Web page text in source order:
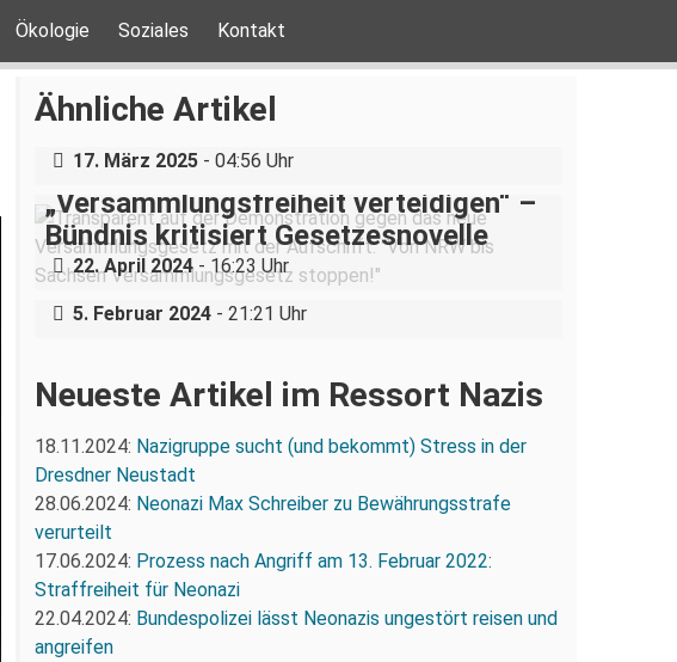
Ökologie Soziales Kontakt
Ähnliche Artikel
Über eine AfD-Rede zum
Holocaustgedenktag in Coswig bei
Dresden
17. März 2025- 04:56 Uhr
„Versammlungsfreiheit verteidigen“ –
Bündnis kritisiert Gesetzesnovelle
22. April 2024- 16:23 Uhr
Gedenken an die Opfer des
Nationalsozialismus – der 27. Januar
in Freital und Dresden
5. Februar 2024- 21:21 Uhr
Neueste Artikel im Ressort Nazis
18.11.2024: Nazigruppe sucht (und bekommt) Stress in der
Dresdner Neustadt
28.06.2024: Neonazi Max Schreiber zu Bewährungsstrafe
verurteilt
17.06.2024: Prozess nach Angriff am 13. Februar 2022:
Straffreiheit für Neonazi
22.04.2024: Bundespolizei lässt Neonazis ungestört reisen und
angreifen